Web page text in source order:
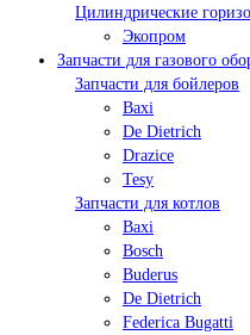
Цилиндрические
Экопром
Запчасти для газового
Запчасти для бойлеров
Baxi
De Dietrich
Drazice
Tesy
Запчасти для котлов
Baxi
Bosch
Buderus
De Dietrich
Federica Bugatti